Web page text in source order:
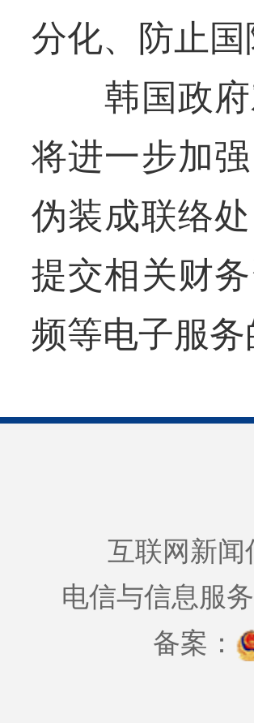
分化、防止
韩国政府
将进一步加
伪装成联络
提交相关财
频等电子服
互联网新闻
电信与信息服
备案：